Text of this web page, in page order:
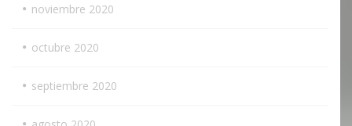
noviembre 2020
octubre 2020
septiembre 2020